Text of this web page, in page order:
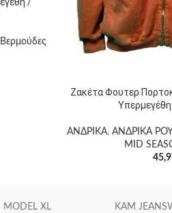
/
Βερμούδες
Ζακέτα Φουτερ
Υπερμεγέθη
ΑΝΔΡΙΚΑ, ΑΝΔΡΙΚΑ
MID
MODEL XL KAM